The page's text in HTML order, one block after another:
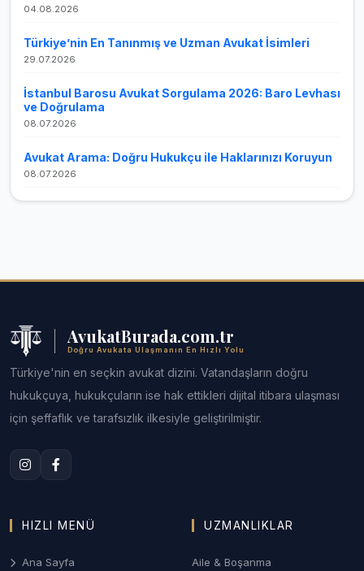
04.08.2026
Türkiye’nin En Tanınmış ve Uzman Avukat İsimleri
29.07.2026
İstanbul Barosu Avukat Sorgulama 2026: Baro Levhası
ve Doğrulama
08.07.2026
Avukat Arama: Doğru Hukukçu ile Haklarınızı Koruyun
08.07.2026
AvukatBurada.com.tr
Doğru Avukata Ulaşmanın En Hızlı Yolu
Türkiye'nin en seçkin avukat dizini. Vatandaşların doğru
hukukçuya, hukukçuların ise hak ettikleri dijital itibara ulaşması
için şeffaflık ve tarafsızlık ilkesiyle geliştirilmiştir.
HIZLI MENÜ
Ana Sayfa
UZMANLIKLAR
Aile & Boşanma